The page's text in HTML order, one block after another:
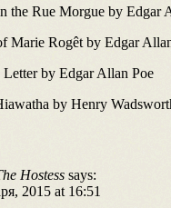
the Rue Morgue by Edgar
Marie Rogêt by Edgar
by Edgar Allan Poe
by Henry
Hostess says:
2015 at 16:51